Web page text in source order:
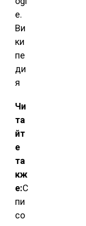
e.
Ви
ки
пе
ди
я
Чи
та
йт
е
та
кж
е:С
пи
со